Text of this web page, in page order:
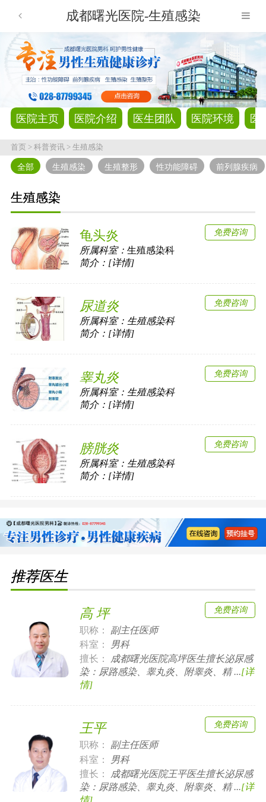
成都曙光医院-生殖感染
医院主页 医院介绍 医生团队 医院环境 医
首页> 科普资讯> 生殖感染
全部 生殖感染 生殖整形 性功能障碍 前列腺疾病
生殖感染
龟头炎
所属科室：生殖感染科
简介：[详情]
免费咨询
尿道炎
所属科室： 生殖感染科
简介：[详情]
免费咨询
睾丸炎
所属科室： 生殖感染科
简介：[详情]
免费咨询
膀胱炎
所属科室： 生殖感染科
简介：[详情]
免费咨询
推荐医生
高 坪
职称：
副主任医师
科室：
男科
擅长：
成都曙光医院高坪医生擅长泌尿感
染：尿路感染、睾丸炎、附睾炎、精 ...[详
情]
免费咨询
王平
职称：
副主任医师
科室：
男科
擅长：
成都曙光医院王平医生擅长泌尿感
染：尿路感染、睾丸炎、附睾炎、精 ...[详
情]
免费咨询